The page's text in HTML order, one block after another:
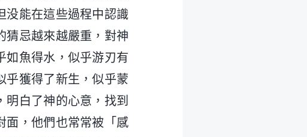
没能在這些過程中認識
猜忌越來越嚴重，對神
如魚得水，似乎游刃有
乎獲得了新生，似乎蒙
白了神的心意，找到
面，他們也常常被「感